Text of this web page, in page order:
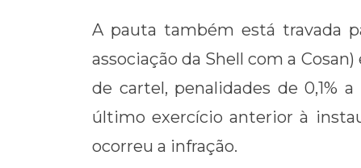
A pauta também está travada
associação da Shell com a
de cartel, penalidades de 0,1%
último exercício anterior à
ocorreu a infração.